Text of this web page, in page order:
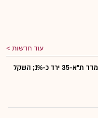
עוד חדשות
נעילה אדומה בתל אביב: מדד ת"א-35 ירד כ-1%; השקל